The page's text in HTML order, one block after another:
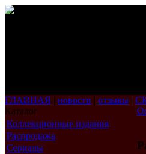
ГЛАВНАЯ | новости | отзывы |
Каталог
Коллекционные издания
Распродажа
Сериалы